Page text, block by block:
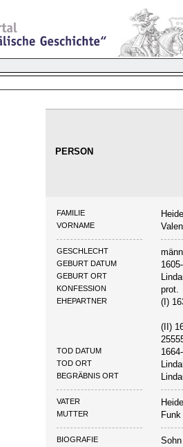
PERSON
FAMILIE
VORNAME
GESCHLECHT
GEBURT DATUM
GEBURT ORT
KONFESSION prot.
EHEPARTNER (I)
(II)
TOD DATUM
TOD ORT
BEGRÄBNIS ORT
VATER
MUTTER
BIOGRAFIE